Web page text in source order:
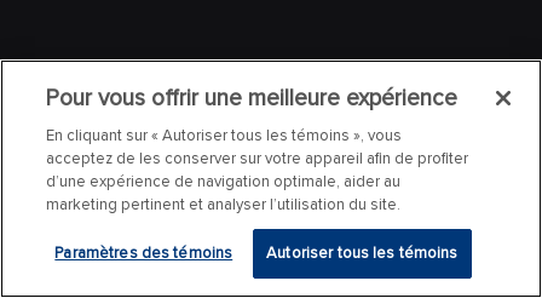
Pour vous offrir une meilleure expérience
En cliquant sur « Autoriser tous les témoins », vous
acceptez de les conserver sur votre appareil afin de profiter
d’une expérience de navigation optimale, aider au
marketing pertinent et analyser l’utilisation du site.
Paramètres des témoins Autoriser tous les témoins